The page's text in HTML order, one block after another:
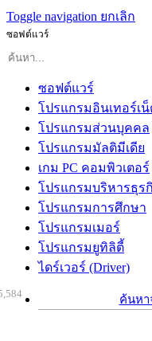
Toggle navigation ยกเลิก
ซอฟต์แวร์
ซอฟต์แวร์
โปรแกรมอินเทอร์เ
โปรแกรมส่วนบุคคล
โปรแกรมมัลติมีเดีย
เกม PC คอมพิวเตอร์
โปรแกรมบริหารธุร
โปรแกรมการศึกษา
โปรแกรมเมอร์
โปรแกรมยูทิลิตี้
ไดร์เวอร์ (Driver)
ค้นหา